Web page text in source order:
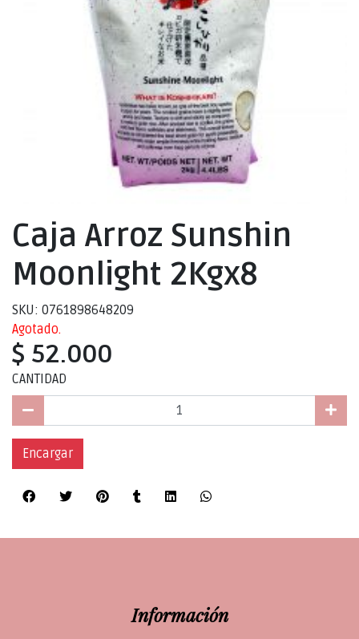
Caja Arroz Sunshin
Moonlight 2Kgx8
SKU: 0761898648209
Agotado.
$ 52.000
CANTIDAD
Encargar
Información